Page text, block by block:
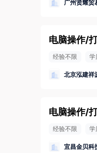
广州贤耀贸
电脑操作/
经验不限 学
北京泓建祥
电脑操作/
经验不限 学
宜昌金贝科